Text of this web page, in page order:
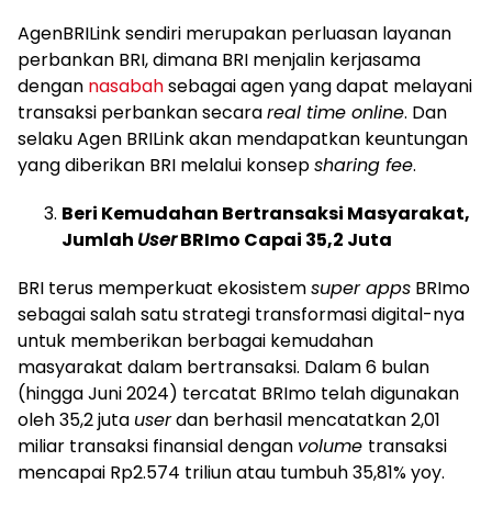
AgenBRILink sendiri merupakan perluasan layanan
perbankan BRI, dimana BRI menjalin kerjasama
dengan nasabahsebagai agen yang dapat melayani
transaksi perbankan secarareal time online. Dan
selaku Agen BRILink akan mendapatkan keuntungan
yang diberikan BRI melalui konsepsharing fee.
Beri Kemudahan Bertransaksi Masyarakat,
Jumlah UserBRImo Capai 35,2 Juta
BRI terus memperkuat ekosistemsuper apps BRImo
sebagai salah satu strategi transformasi digital-nya
untuk memberikan berbagai kemudahan
masyarakat dalam bertransaksi. Dalam 6 bulan
(hingga Juni 2024) tercatat BRImo telah digunakan
oleh 35,2 juta userdan berhasil mencatatkan 2,01
miliar transaksi finansial dengan volume transaksi
mencapai Rp2.574 triliun atau tumbuh 35,81% yoy.